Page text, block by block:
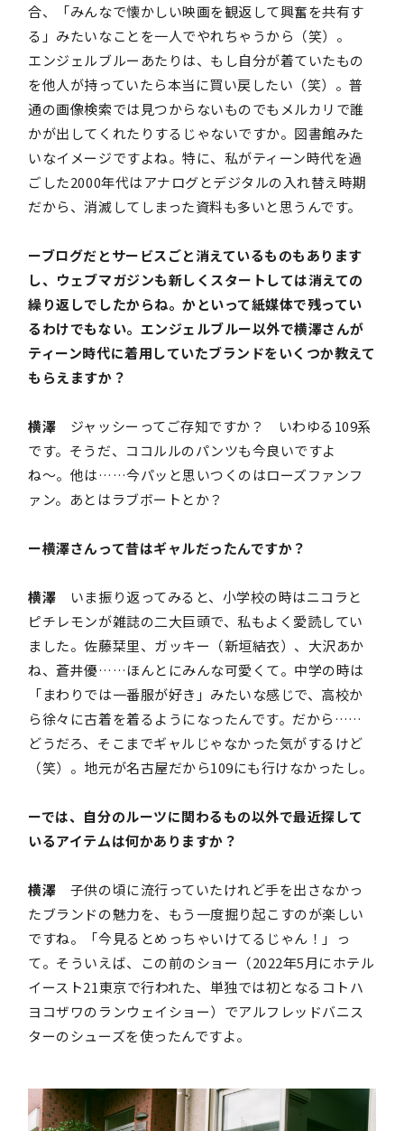
合、「みんなで懐かしい映画を観返して興奮を共有す
る」みたいなことを一人でやれちゃうから（笑）。
エンジェルブルーあたりは、もし自分が着ていたもの
を他人が持っていたら本当に買い戻したい（笑）。普
通の画像検索では見つからないものでもメルカリで誰
かが出してくれたりするじゃないですか。図書館みた
いなイメージですよね。特に、私がティーン時代を過
ごした2000年代はアナログとデジタルの入れ替え時期
だから、消滅してしまった資料も多いと思うんです。
ーブログだとサービスごと消えているものもあります
し、ウェブマガジンも新しくスタートしては消えての
繰り返しでしたからね。かといって紙媒体で残ってい
るわけでもない。エンジェルブルー以外で横澤さんが
ティーン時代に着用していたブランドをいくつか教えて
もらえますか？
横澤 ジャッシーってご存知ですか？ いわゆる109系
です。そうだ、ココルルのパンツも今良いですよ
ね〜。他は……今パッと思いつくのはローズファンフ
ァン。あとはラブボートとか？
ー横澤さんって昔はギャルだったんですか？
横澤 いま振り返ってみると、小学校の時はニコラと
ピチレモンが雑誌の二大巨頭で、私もよく愛読してい
ました。佐藤栞里、ガッキー（新垣結衣）、大沢あか
ね、蒼井優……ほんとにみんな可愛くて。中学の時は
「まわりでは一番服が好き」みたいな感じで、高校か
ら徐々に古着を着るようになったんです。だから……
どうだろ、そこまでギャルじゃなかった気がするけど
（笑）。地元が名古屋だから109にも行けなかったし。
ーでは、自分のルーツに関わるもの以外で最近探して
いるアイテムは何かありますか？
横澤 子供の頃に流行っていたけれど手を出さなかっ
たブランドの魅力を、もう一度掘り起こすのが楽しい
ですね。「今見るとめっちゃいけてるじゃん！」っ
て。そういえば、この前のショー（2022年5月にホテル
イースト21東京で行われた、単独では初となるコトハ
ヨコザワのランウェイショー）でアルフレッドバニス
ターのシューズを使ったんですよ。